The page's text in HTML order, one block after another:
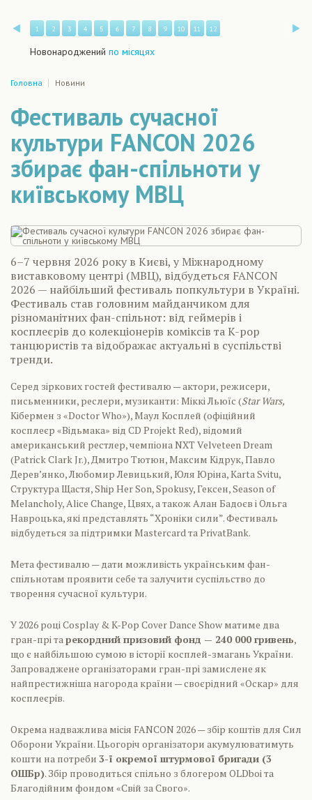
Назад
1 2 3 4 5 6 7 8 9 10 11 12
Новонароджений по місяцях
Головна Новини
Фестиваль сучасної
культури FANCON 2026
збирає фан-спільноти у
київському МВЦ
6–7 червня 2026 року в Києві, у Міжнародному
виставковому центрі (МВЦ), відбудеться FANCON
2026 — найбільший фестиваль попкультури в Україні.
Фестиваль став головним майданчиком для
різноманітних фан-спільнот: від геймерів і
косплеєрів до колекціонерів коміксів та K-pop
танцюристів та відображає актуальні в суспільстві
тренди.
Серед зіркових гостей фестивалю — актори, режисери,
письменники, реслери, музиканти: Міккі Льюїс (Star Wars,
Кібермен з «Doctor Who»), Маул Косплей (офіційний
косплеєр «Відьмака» від CD Projekt Red), відомий
американський рестлер, чемпіона NXT Velveteen Dream
(Patrick Clark Jr.), Дмитро Тютюн, Максим Кідрук, Павло
Дерев’янко, Любомир Левицький, Юля Юріна, Karta Svitu,
Структура Щастя, Ship Her Son, Spokusy, Гексен, Season of
Melancholy, Alice Change, Цвях, а також Алан Бадоєв і Ольга
Навроцька, які представлять “Хроніки сили”. Фестиваль
відбудеться за підтримки Mastercard та PrivatBank.
Мета фестивалю — дати можливість українським фан-
спільнотам проявити себе та залучити суспільство до
творення сучасної культури.
У 2026 році Cosplay & K-Pop Cover Dance Show матиме два
гран-прі тарекордний призовий фонд — 240 000 гривень,
що є найбільшою сумою в історії косплей-змагань України.
Запроваджене організаторами гран-прі замислене як
найпрестижніша нагорода країни — своєрідний «Оскар» для
косплеєрів.
Окрема надважлива місія FANCON 2026 — збір коштів для Сил
Оборони України. Цьогоріч організатори акумулюватимуть
кошти на потреби 3-ї окремої штурмової бригади (3
ОШБр). Збір проводиться спільно з блогером OLDboi та
Благодійним фондом «Свій за Свого».